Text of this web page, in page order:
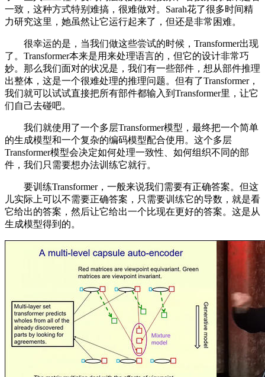
一致，这种方式特别难搞，很难做对。Sarah花了很多时间精
力研究这里，她虽然让它运行起来了，但还是非常困难。
很幸运的是，当我们做这些尝试的时候，Transformer出现
了。Transformer本来是用来处理语言的，但它的设计非常巧
妙。那么我们面对的状况是，我们有一些部件，想从部件推理
出整体，这是一个很难处理的推理问题。但有了Transformer，
我们就可以试试直接把所有部件都输入到Transformer里，让它
们自己去碰吧。
我们就使用了一个多层Transformer模型，最终把一个简单
的生成模型和一个复杂的编码模型配合使用。这个多层
Transformer模型会决定如何处理一致性、如何组织不同的部
件，我们只需要想办法训练它就行。
要训练Transformer，一般来说我们需要有正确答案。但这
儿实际上可以不需要正确答案，只需要训练它的导数，就是看
它给出的答案，然后让它给出一个比现在更好的答案。这是从
生成模型得到的。